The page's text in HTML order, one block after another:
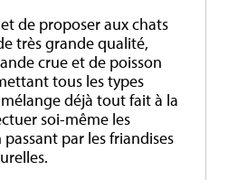
de proposer aux chats
très grande qualité,
crue et de poisson
tous les types
déjà tout fait à la
soi-même les
par les friandises